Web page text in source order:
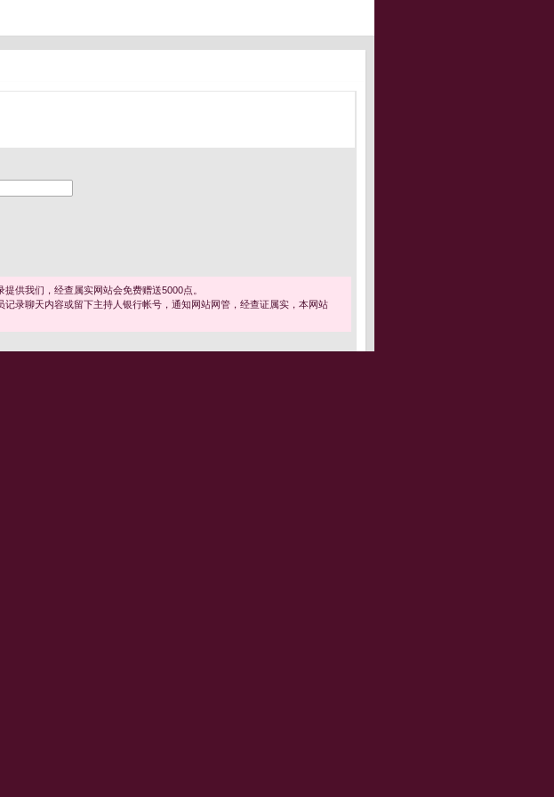
供我们，经查属实网站会免费赠送5000点。
录聊天内容或留下主持人银行帐号，通知网站网管，经查证属实，本网站